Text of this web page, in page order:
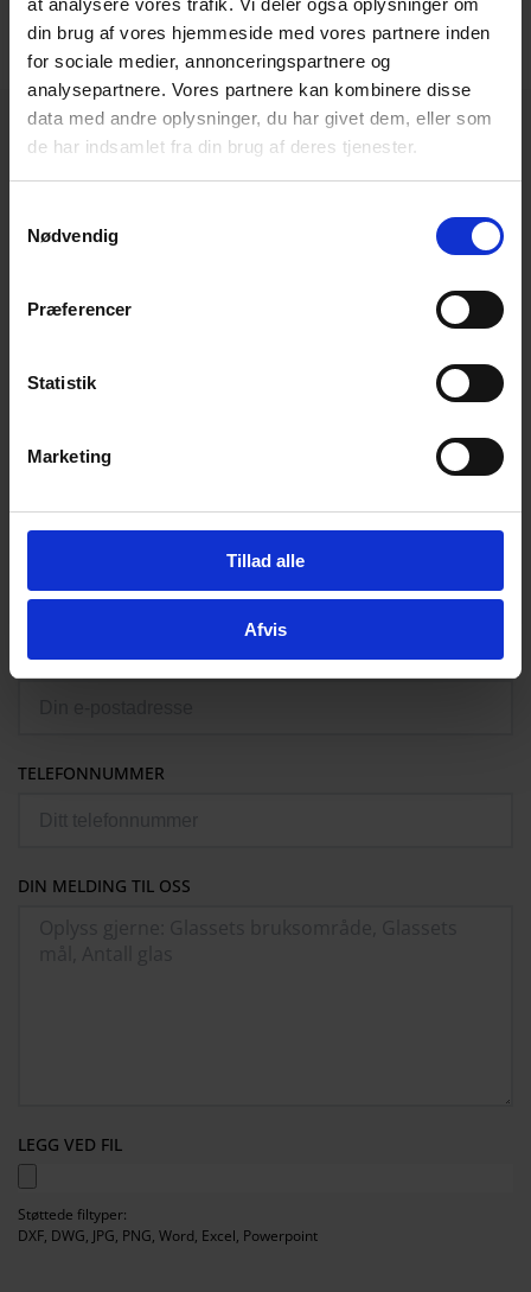
at analysere vores trafik. Vi deler også oplysninger om
din brug af vores hjemmeside med vores partnere inden
for sociale medier, annonceringspartnere og
analysepartnere. Vores partnere kan kombinere disse
data med andre oplysninger, du har givet dem, eller som
de har indsamlet fra din brug af deres tjenester.
Nødvendig
Præferencer
Statistik
Marketing
Tillad alle
Afvis
Uansett ditt behov så finner vi
Du kan kontakte oss ved å fylle ut formularet
E-MAIL
TELEFONNUMMER
DIN MELDING TIL OSS
LEGG VED FIL
Støttede filtyper:
DXF, DWG, JPG, PNG, Word, Excel, Powerpoint